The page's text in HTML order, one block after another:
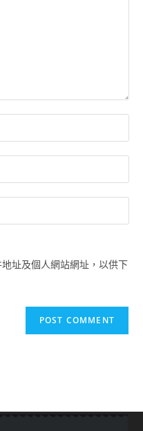
址及個人網站網址，以供下